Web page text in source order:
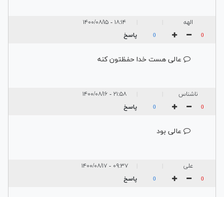
الهه ۱۸:۱۴ - ۱۴۰۰/۰۸/۱۵
0
0 پاسخ
عالی هست خدا حفظتون کنه
ناشناس ۲۱:۵۸ - ۱۴۰۰/۰۸/۱۶
0
0 پاسخ
عالی بود
علی ۰۹:۳۷ - ۱۴۰۰/۰۸/۱۷
0
0 پاسخ